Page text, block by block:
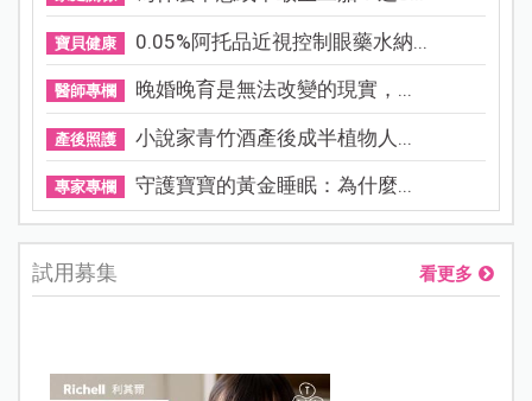
寶貝健康 0.05%阿托品近視控制眼藥水納...
醫師專欄 晚婚晚育是無法改變的現實，...
產後照護 小說家青竹酒產後成半植物人...
專家專欄 守護寶寶的黃金睡眠：為什麼...
試用募集 看更多